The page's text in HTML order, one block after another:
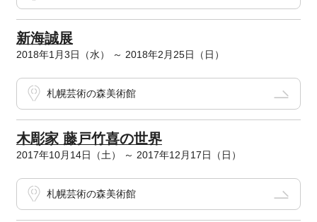
新海誠展
2018年1月3日（水） ～ 2018年2月25日（日）
札幌芸術の森美術館
木彫家 藤戸竹喜の世界
2017年10月14日（土） ～ 2017年12月17日（日）
札幌芸術の森美術館